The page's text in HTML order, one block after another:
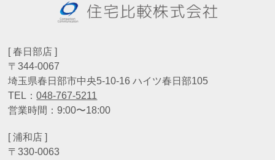
[ 春日部店 ]
〒344-0067
埼玉県春日部市中央5-10-16 ハイツ春日部105
TEL：048-767-5211
営業時間：9:00〜18:00
[ 浦和店 ]
〒330-0063